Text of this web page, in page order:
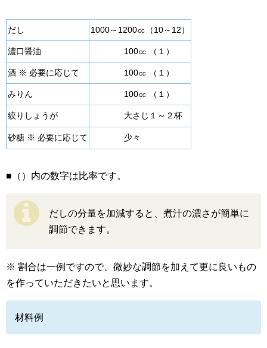
だし 1000～1200㏄（10～12）
濃口醤油 100㏄ （１）
酒 ※ 必要に応じて 100㏄ （１）
みりん 100㏄ （１）
絞りしょうが 大さじ１～２杯
砂糖 ※ 必要に応じて 少々
■（）内の数字は比率です。
だしの分量を加減すると、煮汁の濃さが簡単に
調節できます。
※ 割合は一例ですので、微妙な調節を加えて更に良いもの
を作っていただきたいと思います。
材料例